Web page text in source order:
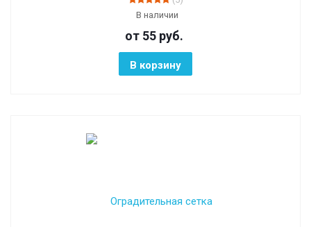
В наличии
от 55 руб.
В корзину